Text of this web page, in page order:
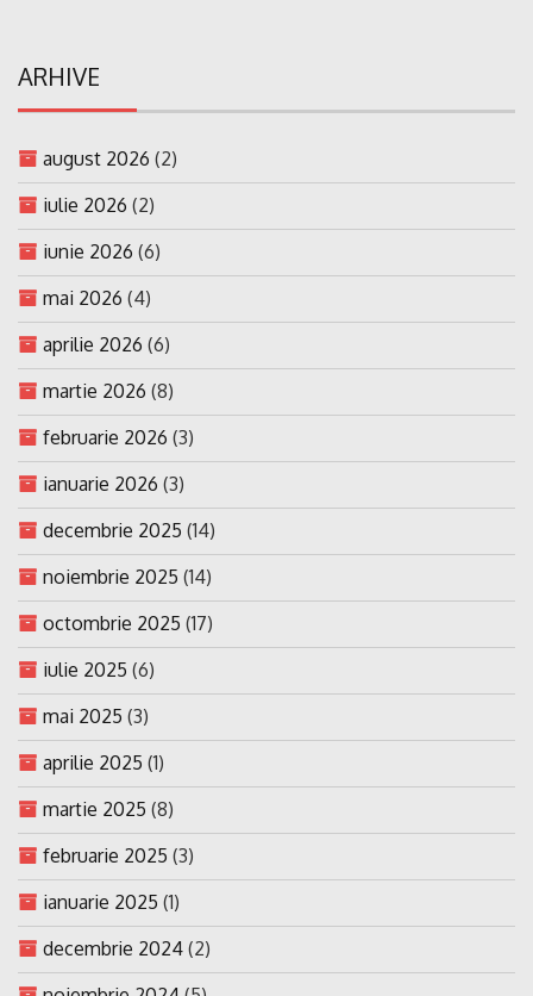
ARHIVE
august 2026 (2)
iulie 2026 (2)
iunie 2026 (6)
mai 2026 (4)
aprilie 2026 (6)
martie 2026 (8)
februarie 2026 (3)
ianuarie 2026 (3)
decembrie 2025 (14)
noiembrie 2025 (14)
octombrie 2025 (17)
iulie 2025 (6)
mai 2025 (3)
aprilie 2025 (1)
martie 2025 (8)
februarie 2025 (3)
ianuarie 2025 (1)
decembrie 2024 (2)